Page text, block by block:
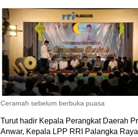
Ceramah sebelum berbuka puasa
Turut hadir Kepala Perangkat Daerah
Anwar, Kepala LPP RRI Palangka